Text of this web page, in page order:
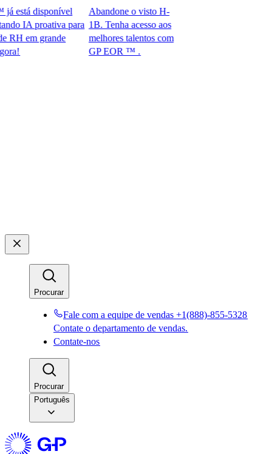
disponível
IA proativa para
em grande
Abandone o visto H-
1B. Tenha acesso aos
melhores talentos com
GP EOR ™ .​​
Procurar​​
Fale com a equipe de vendas +1(888)-855-5328​​
Contate o departamento de vendas.​​
Contate-nos​​
Procurar​​
Português